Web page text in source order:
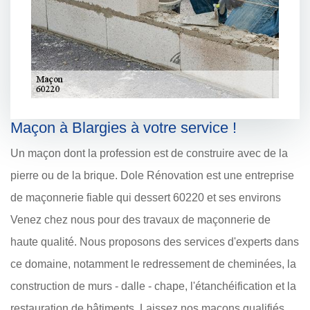
Maçon à Blargies à votre service !
Un maçon dont la profession est de construire avec de la
pierre ou de la brique. Dole Rénovation est une entreprise
de maçonnerie fiable qui dessert 60220 et ses environs
Venez chez nous pour des travaux de maçonnerie de
haute qualité. Nous proposons des services d'experts dans
ce domaine, notamment le redressement de cheminées, la
construction de murs - dalle - chape, l'étanchéification et la